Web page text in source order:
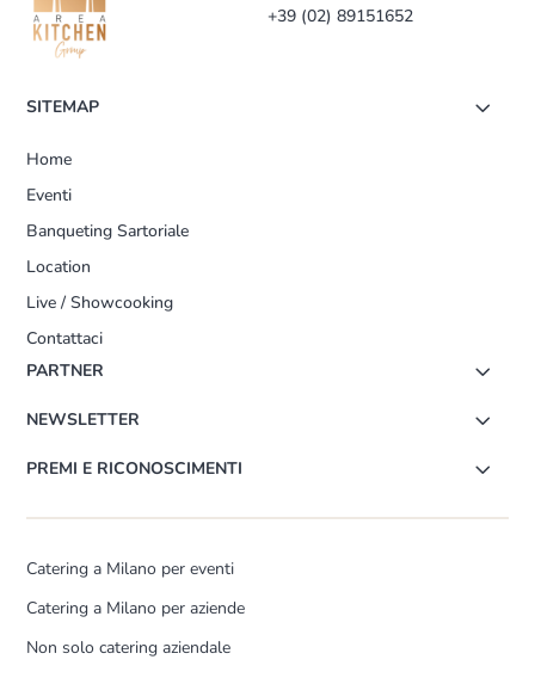
+39 (02) 89151652
SITEMAP
Home
Eventi
Banqueting Sartoriale
Location
Live / Showcooking
Contattaci
PARTNER
NEWSLETTER
PREMI E RICONOSCIMENTI
Catering a Milano per eventi
Catering a Milano per aziende
Non solo catering aziendale